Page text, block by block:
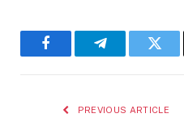
FacebookTelegram
PREVIOUS ARTICLE